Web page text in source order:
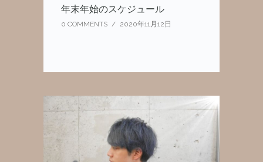
年末年始のスケジュール
0 COMMENTS / 2020年11月12日